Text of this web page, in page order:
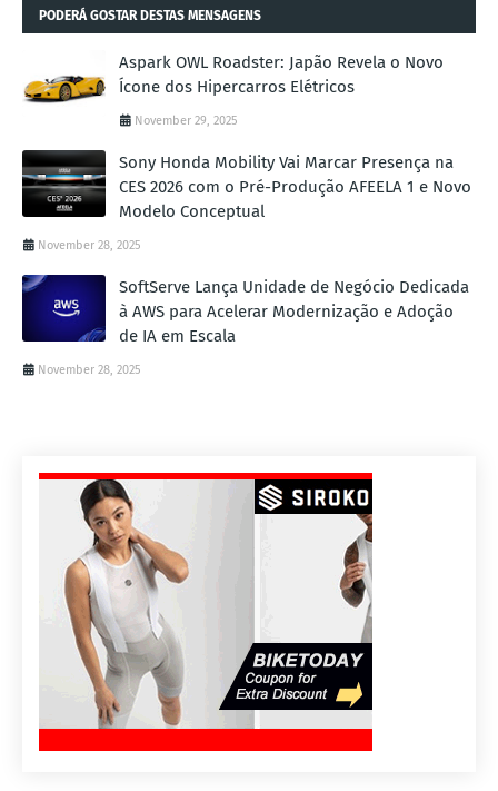
PODERÁ GOSTAR DESTAS MENSAGENS
Aspark OWL Roadster: Japão Revela o Novo
Ícone dos Hipercarros Elétricos
November 29, 2025
Sony Honda Mobility Vai Marcar Presença na
CES 2026 com o Pré-Produção AFEELA 1 e Novo
Modelo Conceptual
November 28, 2025
SoftServe Lança Unidade de Negócio Dedicada
à AWS para Acelerar Modernização e Adoção
de IA em Escala
November 28, 2025